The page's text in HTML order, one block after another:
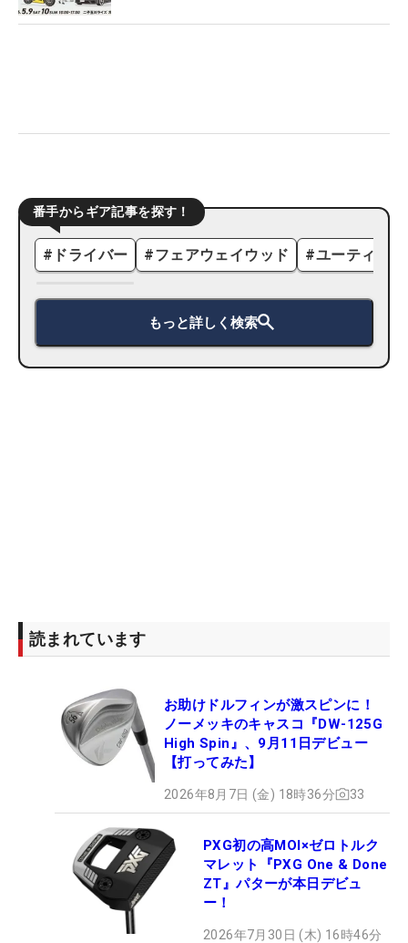
番手からギア記事を探す！
# ドライバー #フェアウェイウッド #ユーティリ
もっと詳しく検索
読まれています
お助けドルフィンが激スピンに！
ノーメッキのキャスコ『DW-125G
High Spin』、9月11日デビュー
【打ってみた】
2026年8月7日 (金) 18時36分 33
PXG初の高MOI×ゼロトルク
マレット『PXG One & Done
ZT』パターが本日デビュ
ー！
2026年7月30日 (木) 16時46分